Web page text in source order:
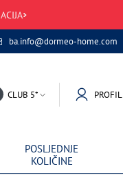
ba.info@dormeo-home.com
CLUB 5* PROFIL
POSLJEDNJE
KOLIČINE